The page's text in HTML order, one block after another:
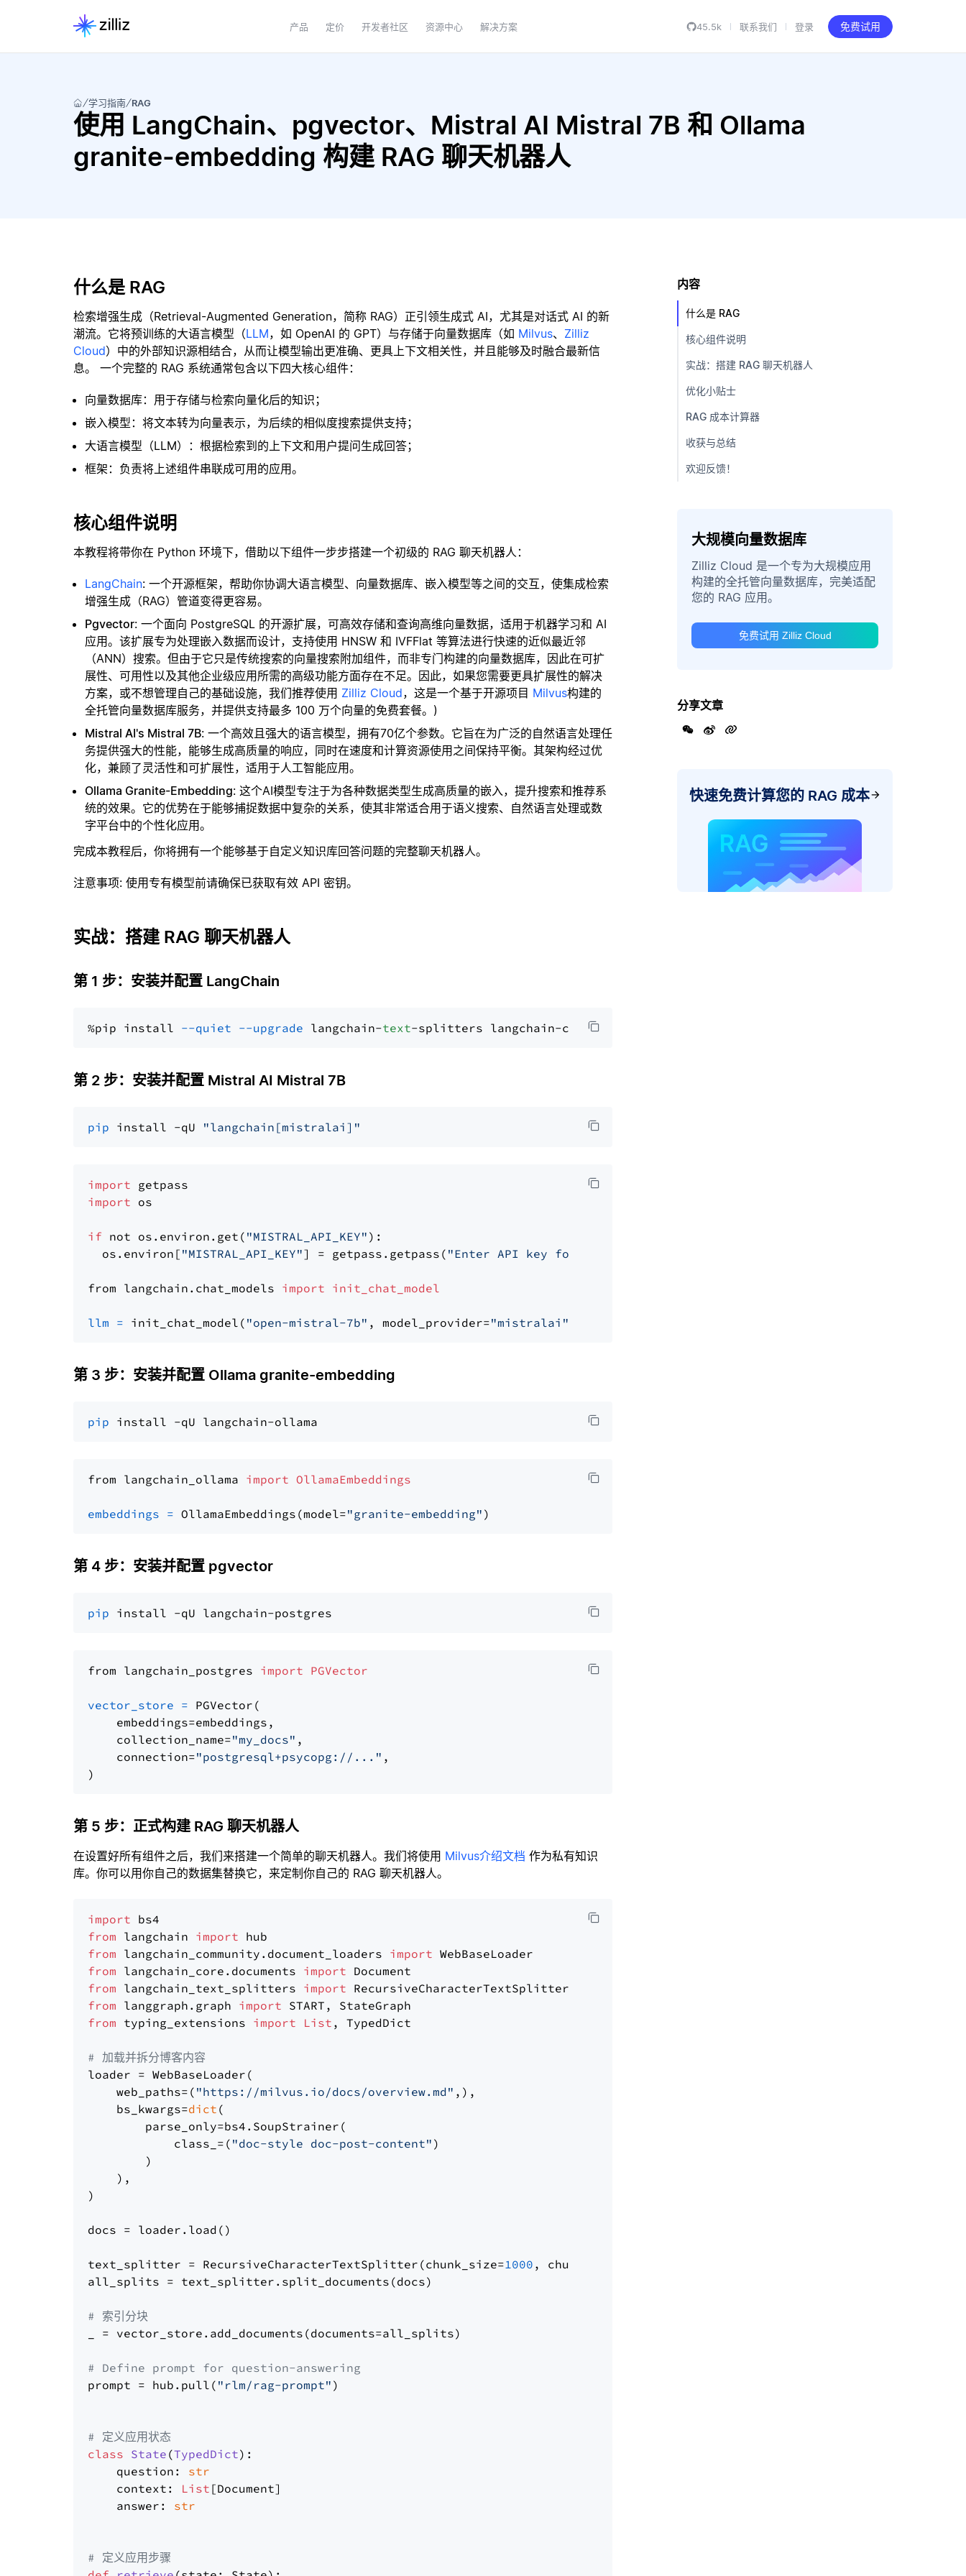
产品 定价 开发者社区 资源中心 解决方案 45.5k 联系我们 登录 免费试用
学习指南 RAG
使用 LangChain、pgvector、Mistral AI Mistral 7B 和 Ollama
granite-embedding 构建 RAG 聊天机器人
什么是 RAG
检索增强生成（Retrieval-Augmented Generation，简称 RAG）正引领生成式 AI，尤其是对话式 AI 的新
潮流。它将预训练的大语言模型（LLM，如 OpenAI 的 GPT）与存储于向量数据库（如 Milvus、 Zilliz
Cloud）中的外部知识源相结合，从而让模型输出更准确、更具上下文相关性，并且能够及时融合最新信
息。 一个完整的 RAG 系统通常包含以下四大核心组件：
向量数据库：用于存储与检索向量化后的知识；
嵌入模型：将文本转为向量表示，为后续的相似度搜索提供支持；
大语言模型（LLM）：根据检索到的上下文和用户提问生成回答；
框架：负责将上述组件串联成可用的应用。
核心组件说明
本教程将带你在 Python 环境下，借助以下组件一步步搭建一个初级的 RAG 聊天机器人：
LangChain: 一个开源框架，帮助你协调大语言模型、向量数据库、嵌入模型等之间的交互，使集成检索
增强生成（RAG）管道变得更容易。
Pgvector: 一个面向 PostgreSQL 的开源扩展，可高效存储和查询高维向量数据，适用于机器学习和 AI
应用。该扩展专为处理嵌入数据而设计，支持使用 HNSW 和 IVFFlat 等算法进行快速的近似最近邻
（ANN）搜索。但由于它只是传统搜索的向量搜索附加组件，而非专门构建的向量数据库，因此在可扩
展性、可用性以及其他企业级应用所需的高级功能方面存在不足。因此，如果您需要更具扩展性的解决
方案，或不想管理自己的基础设施，我们推荐使用 Zilliz Cloud，这是一个基于开源项目 Milvus构建的
全托管向量数据库服务，并提供支持最多 100 万个向量的免费套餐。)
Mistral AI's Mistral 7B: 一个高效且强大的语言模型，拥有70亿个参数。它旨在为广泛的自然语言处理任
务提供强大的性能，能够生成高质量的响应，同时在速度和计算资源使用之间保持平衡。其架构经过优
化，兼顾了灵活性和可扩展性，适用于人工智能应用。
Ollama Granite-Embedding: 这个AI模型专注于为各种数据类型生成高质量的嵌入，提升搜索和推荐系
统的效果。它的优势在于能够捕捉数据中复杂的关系，使其非常适合用于语义搜索、自然语言处理或数
字平台中的个性化应用。
完成本教程后，你将拥有一个能够基于自定义知识库回答问题的完整聊天机器人。
注意事项: 使用专有模型前请确保已获取有效 API 密钥。
实战：搭建 RAG 聊天机器人
第 1 步：安装并配置 LangChain
%pip install --quiet --upgrade langchain-text
第 2 步：安装并配置 Mistral AI Mistral 7B
pip install -qU "langchain[mistralai]"
import
import os
if not os.environ.get( "MISTRAL_API_KEY" ):
  os.environ[
"MISTRAL_API_KEY"] = getpass.getpass( "Enter API key for Mistral AI: "
from langchain.chat_models import init_chat_model
llm = init_chat_model( "open-mistral-7b" , model_provider="mistralai"
第 3 步：安装并配置 Ollama granite-embedding
pip
from langchain_ollama import OllamaEmbeddings
embeddings = OllamaEmbeddings(model="granite-embedding"
第 4 步：安装并配置 pgvector
pip
from langchain_postgres import PGVector
vector_store = PGVector(
    embeddings=embeddings,
    collection_name=
"my_docs" ,
    connection=
"postgresql+psycopg://..." ,
第 5 步：正式构建 RAG 聊天机器人
在设置好所有组件之后，我们来搭建一个简单的聊天机器人。我们将使用 Milvus介绍文档 作为私有知识
库。你可以用你自己的数据集替换它，来定制你自己的 RAG 聊天机器人。
import
from langchain import
from langchain_community.document_loaders import
from langchain_core.documents import
from langchain_text_splitters import
from langgraph.graph import
from typing_extensions import List , TypedDict
# 加载并拆分博客内容
loader = WebBaseLoader(
    web_paths=(
"https://milvus.io/docs/overview.md" ,),
    bs_kwargs=
dict (
        parse_only=bs4.SoupStrainer(
            class_=(
"doc-style doc-post-content" )
        )
    ),
)
docs = loader.load()
text_splitter = RecursiveCharacterTextSplitter(chunk_size=1000 , chunk_overlap=
all_splits = text_splitter.split_documents(docs)
# 索引分块
_ = vector_store.add_documents(documents=all_splits)
# Define prompt for question-answering
prompt = hub.pull( "rlm/rag-prompt" )
# 定义应用状态
class State (TypedDict):
    question:
str
    context:
List [Document]
    answer:
str
# 定义应用步骤
内容
什么是 RAG
核心组件说明
实战：搭建 RAG 聊天机器人
优化小贴士
RAG 成本计算器
收获与总结
欢迎反馈！
大规模向量数据库
Zilliz Cloud 是一个专为大规模应用
构建的全托管向量数据库，完美适配
您的 RAG 应用。
免费试用 Zilliz Cloud
分享文章
快速免费计算您的 RAG 成本